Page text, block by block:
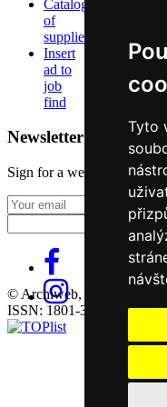
Tyto
Catalog
of
suppliers
Insert
ad to
job
find
Newsletter
Sign for a weekly
© Archiweb, s.r.o. 1997-
ISSN: 1801-3902